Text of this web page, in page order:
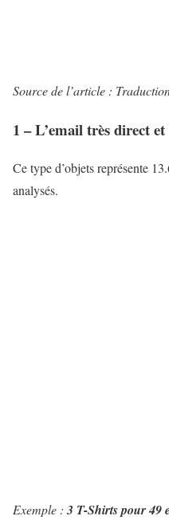
Source de l’article :
1 – L’email très direct
Ce type d’objets représente
analysés.
Exemple :3 T-Shirts pour 49